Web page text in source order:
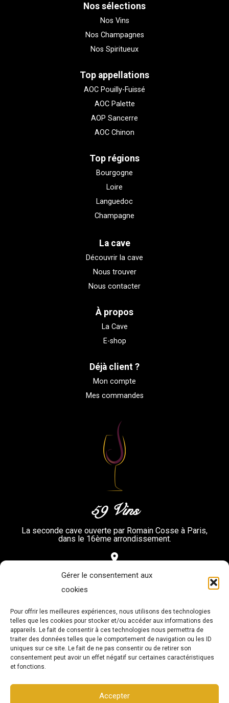
Gérer le consentement aux
cookies
Pour offrir les meilleures expériences, nous utilisons des technologies
telles que les cookies pour stocker et/ou accéder aux informations des
appareils. Le fait de consentir à ces technologies nous permettra de
traiter des données telles que le comportement de navigation ou les ID
uniques sur ce site. Le fait de ne pas consentir ou de retirer son
consentement peut avoir un effet négatif sur certaines caractéristiques
et fonctions.
Accepter
Nos sélections
Nos Vins
Nos Champagnes
Nos Spiritueux
Top appellations
AOC Pouilly-Fuissé
AOC Palette
AOP Sancerre
AOC Chinon
Top régions
Bourgogne
Loire
Languedoc
Champagne
La cave
Découvrir la cave
Nous trouver
Nous contacter
À propos
La Cave
E-shop
Déjà client ?
Mon compte
Mes commandes
59 Vins
La seconde cave ouverte par Romain Cosse à Paris,
dans le 16ème arrondissement.
place
3 Rue Duban – 75016 Paris
01.83.92.08.84
mail_outline
cave@59vins.com